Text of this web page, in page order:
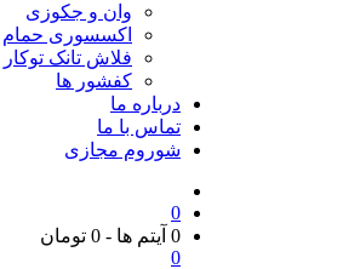
وان و جکوزی
اکسسوری حمام
فلاش تانک توکار
کفشور ها
درباره ما
تماس با ما
شوروم مجازی
0
0 آیتم ها
-
0 تومان
0